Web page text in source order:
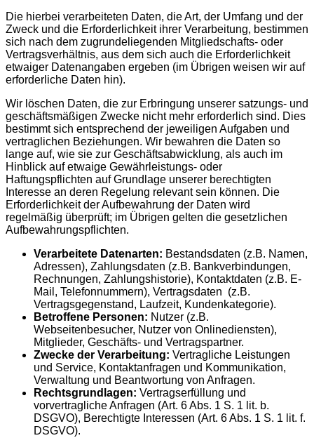
Die hierbei verarbeiteten Daten, die Art, der Umfang und der
Zweck und die Erforderlichkeit ihrer Verarbeitung, bestimmen
sich nach dem zugrundeliegenden Mitgliedschafts- oder
Vertragsverhältnis, aus dem sich auch die Erforderlichkeit
etwaiger Datenangaben ergeben (im Übrigen weisen wir auf
erforderliche Daten hin).
Wir löschen Daten, die zur Erbringung unserer satzungs- und
geschäftsmäßigen Zwecke nicht mehr erforderlich sind. Dies
bestimmt sich entsprechend der jeweiligen Aufgaben und
vertraglichen Beziehungen. Wir bewahren die Daten so
lange auf, wie sie zur Geschäftsabwicklung, als auch im
Hinblick auf etwaige Gewährleistungs- oder
Haftungspflichten auf Grundlage unserer berechtigten
Interesse an deren Regelung relevant sein können. Die
Erforderlichkeit der Aufbewahrung der Daten wird
regelmäßig überprüft; im Übrigen gelten die gesetzlichen
Aufbewahrungspflichten.
Verarbeitete Datenarten: Bestandsdaten (z.B. Namen,
Adressen), Zahlungsdaten (z.B. Bankverbindungen,
Rechnungen, Zahlungshistorie), Kontaktdaten (z.B. E-
Mail, Telefonnummern), Vertragsdaten (z.B.
Vertragsgegenstand, Laufzeit, Kundenkategorie).
Betroffene Personen: Nutzer (z.B.
Webseitenbesucher, Nutzer von Onlinediensten),
Mitglieder, Geschäfts- und Vertragspartner.
Zwecke der Verarbeitung: Vertragliche Leistungen
und Service, Kontaktanfragen und Kommunikation,
Verwaltung und Beantwortung von Anfragen.
Rechtsgrundlagen: Vertragserfüllung und
vorvertragliche Anfragen (Art. 6 Abs. 1 S. 1 lit. b.
DSGVO), Berechtigte Interessen (Art. 6 Abs. 1 S. 1 lit. f.
DSGVO).